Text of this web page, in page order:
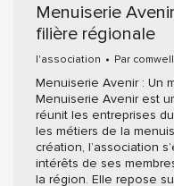
Menuiserie
filière régionale
l'association Par comwell
Menuiserie Avenir : Un
Menuiserie Avenir est
réunit les entreprises
les métiers de la
création, l’association
intérêts de ses
la région. Elle repose